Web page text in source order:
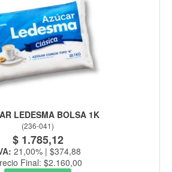
LEDESMA BOLSA 1K
(236-041)
$ 1.785,12
21,00% | $374,88
Final: $2.160,00